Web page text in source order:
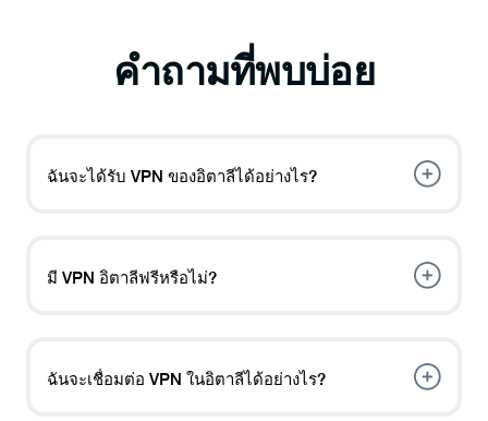
คำถามที่พบบ่อย
ฉันจะได้รับ VPN ของอิตาลีได้อย่างไร?
สมัครใช้แผนที่คุณต้องการ หลังจากนั้น ดาวน์โหลดแอป
สำหรับอุปกรณ์ของคุณ ลงชื่อเข้าใช้โดยใช้ข้อมูลประจำ
มี VPN อิตาลีฟรีหรือไม่?
ข้อมูลของคุณ VPN เหล่านี้มักจะมีความเร็วช้าและตัว
เลือกเซิร์ฟเวอร์ที่จำกัด ควรใช้ VPN แบบเสียเงิน เช่น
ฉันจะเชื่อมต่อ VPN ในอิตาลีได้อย่างไร?